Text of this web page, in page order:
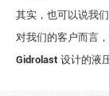
其实，也可以说我
对我们的客户而言
Gidrolast 设计的液